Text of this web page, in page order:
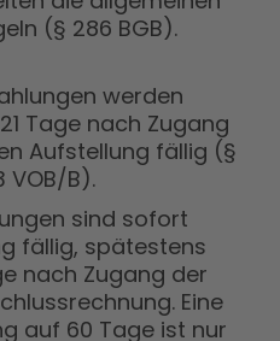
(§ 286 BGB).
werden
Tage nach Zugang
Aufstellung fällig (§
VOB/B).
sind sofort
fällig, spätestens
nach Zugang der
Eine
auf 60 Tage ist nur